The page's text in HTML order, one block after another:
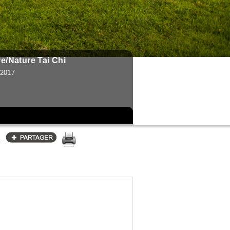
Nature Tai Chi